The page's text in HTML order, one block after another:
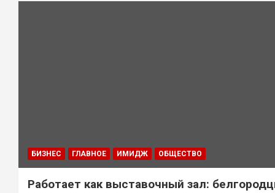
БИЗНЕС ГЛАВНОЕ ИМИДЖ ОБЩЕСТВО
Работает как выставочный зал: